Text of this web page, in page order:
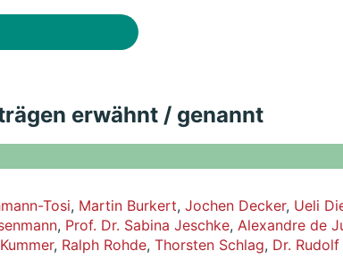
erwähnt / genannt
Tosi, Martin Burkert, Jochen Decker, Ueli
, Prof. Dr. Sabina Jeschke, Alexandre de
, Ralph Rohde, Thorsten Schlag, Dr.